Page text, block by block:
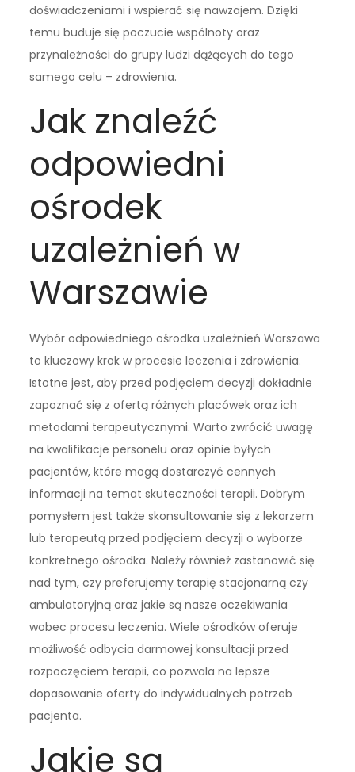
doświadczeniami i wspierać się nawzajem. Dzięki
temu buduje się poczucie wspólnoty oraz
przynależności do grupy ludzi dążących do tego
samego celu – zdrowienia.
Jak znaleźć
odpowiedni
ośrodek
uzależnień w
Warszawie
Wybór odpowiedniego ośrodka uzależnień Warszawa
to kluczowy krok w procesie leczenia i zdrowienia.
Istotne jest, aby przed podjęciem decyzji dokładnie
zapoznać się z ofertą różnych placówek oraz ich
metodami terapeutycznymi. Warto zwrócić uwagę
na kwalifikacje personelu oraz opinie byłych
pacjentów, które mogą dostarczyć cennych
informacji na temat skuteczności terapii. Dobrym
pomysłem jest także skonsultowanie się z lekarzem
lub terapeutą przed podjęciem decyzji o wyborze
konkretnego ośrodka. Należy również zastanowić się
nad tym, czy preferujemy terapię stacjonarną czy
ambulatoryjną oraz jakie są nasze oczekiwania
wobec procesu leczenia. Wiele ośrodków oferuje
możliwość odbycia darmowej konsultacji przed
rozpoczęciem terapii, co pozwala na lepsze
dopasowanie oferty do indywidualnych potrzeb
pacjenta.
Jakie są